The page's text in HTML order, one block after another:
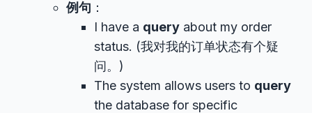
例句 ：
I have a query about my order
status. (我对我的订单状态有个疑
问。)
The system allows users to query
the database for specific